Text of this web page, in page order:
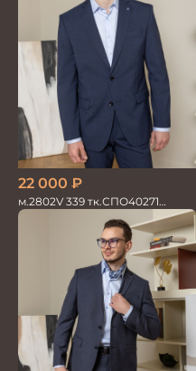
22 000 ₽
м.2802V 339 тк.СПО40271
Костюм мужской